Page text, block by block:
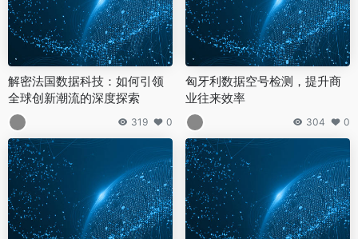
解密法国数据科技：如何引领
全球创新潮流的深度探索
319 0
匈牙利数据空号检测，提升商
业往来效率
304 0